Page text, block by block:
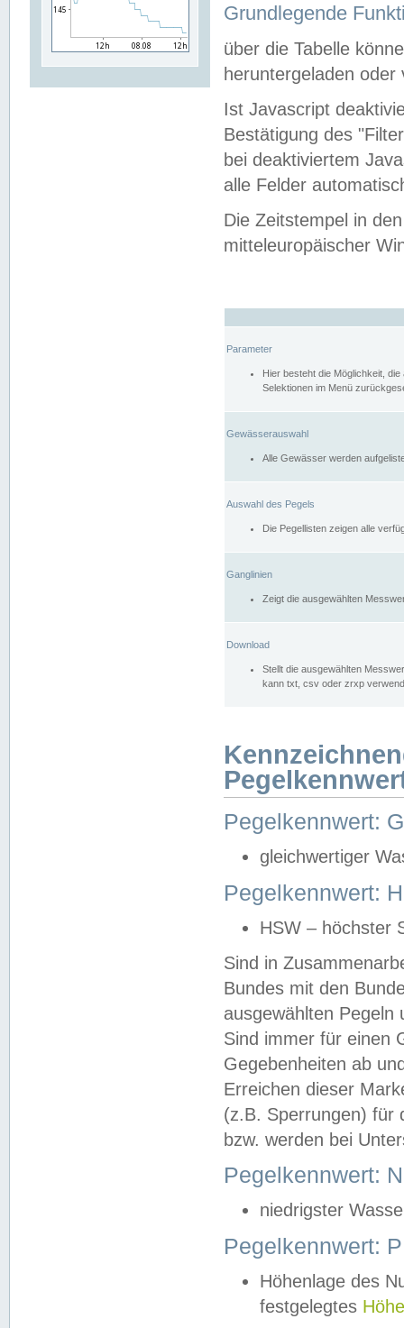
Grundlegende
über die Tabelle
heruntergeladen oder
Ist Javascript
Bestätigung des
bei deaktiviertem
alle Felder
Die Zeitstempel in
mitteleuropäischer
Parameter
Hier besteht die Möglichkeit,
Selektionen im Menü
Gewässerauswahl
Alle Gewässer werden
Auswahl des Pegels
Die Pegellisten zeigen alle
Ganglinien
Zeigt die ausgewählten
Download
Stellt die ausgewählten
kann txt, csv oder zrxp
Pegelkennwert:
gleichwertiger
Pegelkennwert:
HSW – höchster
Sind in
Bundes mit den
ausgewählten
Sind immer für einen
Gegebenheiten ab
Erreichen dieser
(z.B. Sperrungen) für
bzw. werden bei
Pegelkennwert:
niedrigster
Pegelkennwert:
Höhenlage des
festgelegtes